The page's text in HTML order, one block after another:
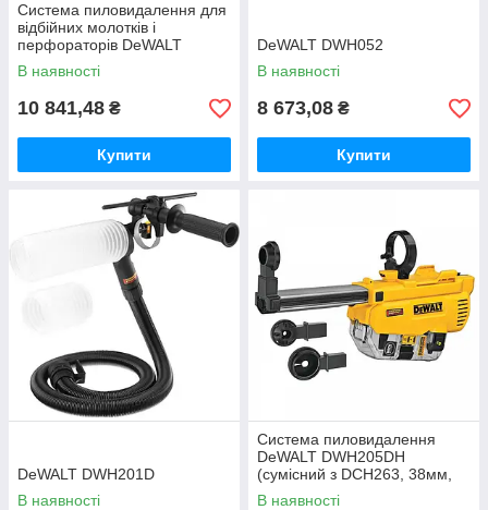
Система пиловидалення для
відбійних молотків і
перфораторів DeWALT
DWH051
В наявності
10 841,48 ₴
Купити
DeWALT DWH052
В наявності
8 673,08 ₴
Купити
DeWALT DWH201D
В наявності
Система пиловидалення
DeWALT DWH205DH
(сумісний з DCH263, 38мм,
1.6кг)
В наявності